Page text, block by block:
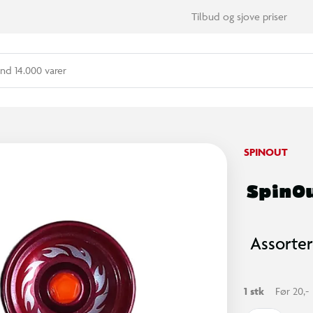
Tilbud og sjove priser
14.000 varer
SPINOUT
1 stk Før 20,-